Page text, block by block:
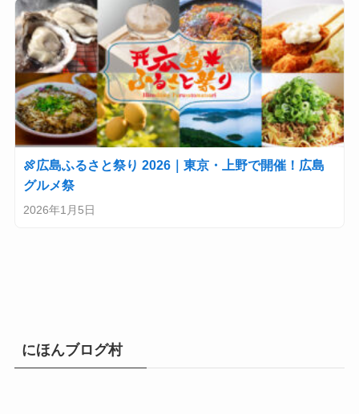
🍖広島ふるさと祭り 2026｜東京・上野で開催！広島
グルメ祭
2026年1月5日
にほんブログ村